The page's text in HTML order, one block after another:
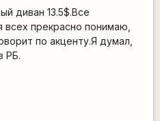
диван 13.5$.Все
прекрасно понимаю,
по акценту.Я думал,
РБ.